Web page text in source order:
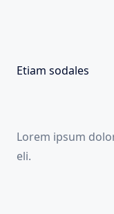
Etiam sodales
Lorem ipsum
eli.